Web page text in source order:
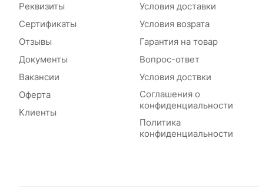
Реквизиты
Сертификаты
Отзывы
Документы
Вакансии
Оферта
Клиенты
Условия доставки
Условия возрата
Гарантия на товар
Вопрос-ответ
Условия доствки
Соглашения о
конфиденциальности
Политика
конфиденциальности